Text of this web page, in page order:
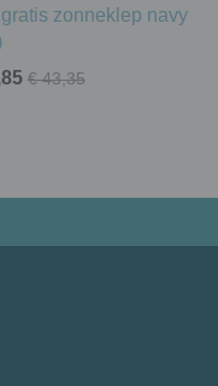
zonneklep navy
€ 43,35